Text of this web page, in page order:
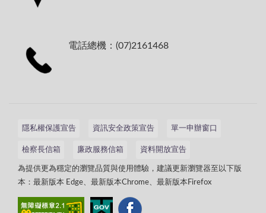
電話總機：(07)2161468
隱私權保護宣告 資訊安全政策宣告 單一申辦窗口
檢察長信箱 廉政服務信箱 資料開放宣告
為提供更為穩定的瀏覽品質與使用體驗，建議更新瀏覽器至以下版
本：最新版本 Edge、最新版本Chrome、最新版本Firefox